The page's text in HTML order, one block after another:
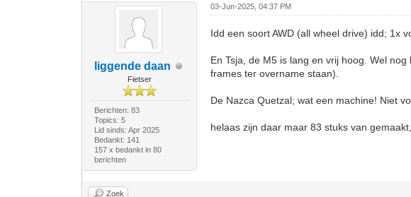
liggende daan
Fietser
Berichten: 83
Topics: 5
Lid sinds: Apr 2025
Bedankt: 141
157 x bedankt in 80
berichten
03-Jun-2025, 04:37 PM
Idd een soort AWD (all wheel drive) idd; 1x
En Tsja, de M5 is lang en vrij hoog. Wel
frames ter overname staan).
De Nazca Quetzal; wat een machine! Niet
helaas zijn daar maar 83 stuks van
Zoek